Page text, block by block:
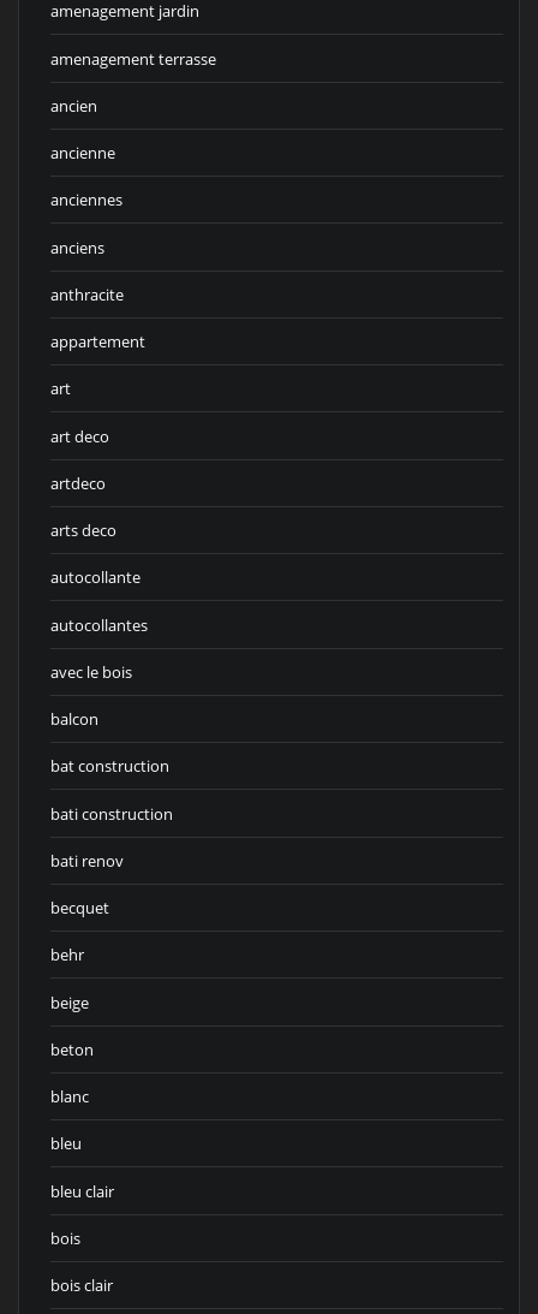
amenagement jardin
amenagement terrasse
ancien
ancienne
anciennes
anciens
anthracite
appartement
art
art deco
artdeco
arts deco
autocollante
autocollantes
avec le bois
balcon
bat construction
bati construction
bati renov
becquet
behr
beige
beton
blanc
bleu
bleu clair
bois
bois clair